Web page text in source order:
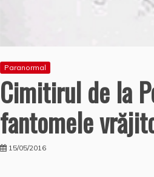
Paranormal
Cimitirul de la
fantomele
15/05/2016